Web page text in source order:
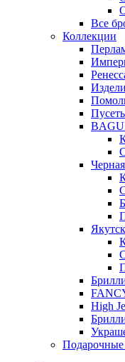
Все
Коллекции
High